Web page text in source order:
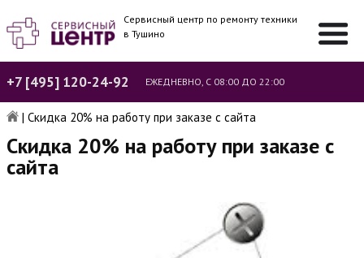
Сервисный центр по ремонту техники
в Тушино
+7 [495] 120-24-92 ЕЖЕДНЕВНО, С 08:00 ДО 22:00
| Скидка 20% на работу при заказе с сайта
Скидка 20% на работу при заказе с
сайта